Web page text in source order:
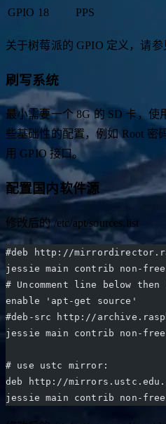
RXD
TXD
刷写系统
最小需要一个 8G 的 SD 卡，使
些基础性的配置，例如 Root 密
用 GPIO 接口。
配置国内软件源
修改后的 /etc/apt/sources.list
#deb http://
jessie main contrib non-
# Uncomment line below
enable 'apt-get source'
#deb-src http://
# use ustc mirror:
deb http://